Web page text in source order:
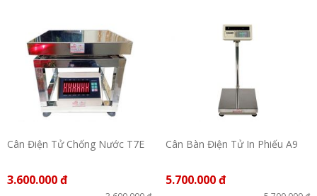
Cân Điện Tử Chống Nước T7E
3.600.000 đ
Cân Bàn Điện Tử In Phiếu A9
5.700.000 đ